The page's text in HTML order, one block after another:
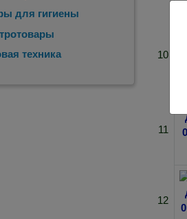
для гигиены
техника
10
11
12